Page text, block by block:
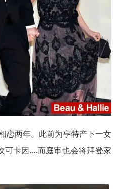
恋两年。此前为亨特产下一女
可卡因....而庭审也会将拜登家